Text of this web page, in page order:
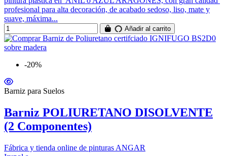
profesional para alta decoración, de acabado sedoso, liso, mate y
suave, máxima...
Añadir al carrito
-20%
Barniz para Suelos
Barniz POLIURETANO DISOLVENTE
(2 Componentes)
Fábrica y tienda online de pinturas ANGAR